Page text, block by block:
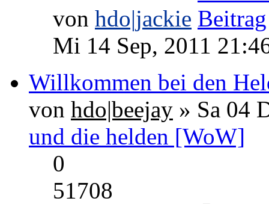
von hdo|jackie
Mi 14 Sep, 2011
Willkommen bei den
von hdo|beejay » Sa 04
und die helden [WoW]
0
51708